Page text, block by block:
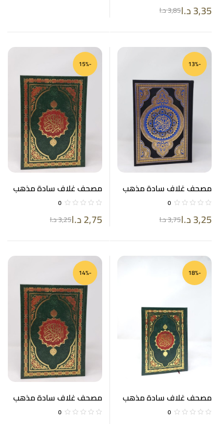
3,85د.ا 3,35د.ا
-13%
مصحف غلاف سادة مذهب
ورق أبيض 17*24
0
3,75د.ا 3,25د.ا
-15%
مصحف غلاف سادة مذهب
ورق أبيض 17*24
0
3,25د.ا 2,75د.ا
-18%
مصحف غلاف سادة مذهب
ورق كريمي 14*20 0
-14%
مصحف غلاف سادة مذهب
ورق كريمي 17*24 0